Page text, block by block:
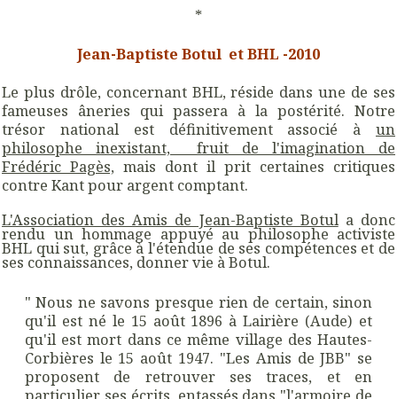
*
Jean-Baptiste Botul et BHL -2010
Le plus drôle, concernant BHL, réside dans une de ses
fameuses âneries qui passera à la postérité. Notre
trésor national est définitivement associé àun
philosophe inexistant, fruit de l'imagination de
Frédéric Pagès, mais dont il prit certaines critiques
contre Kant pour argent comptant.
L'Association des Amis de Jean-Baptiste Botula donc
rendu un hommage appuyé au philosophe activiste
BHL qui sut, grâce à l'étendue de ses compétences et de
ses connaissances, donner vie à Botul.
" Nous ne savons presque rien de certain, sinon
qu'il est né le 15 août 1896 à Lairière (Aude) et
qu'il est mort dans ce même village des Hautes-
Corbières le 15 août 1947. "Les Amis de JBB" se
proposent de retrouver ses traces, et en